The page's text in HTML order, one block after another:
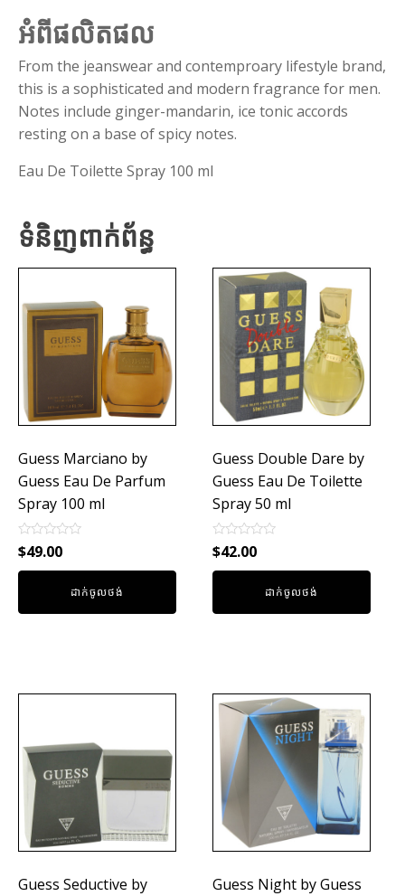
អំពីផលិតផល
From the jeanswear and contemproary lifestyle brand,
this is a sophisticated and modern fragrance for men.
Notes include ginger-mandarin, ice tonic accords
resting on a base of spicy notes.
Eau De Toilette Spray 100 ml
ទំនិញពាក់ព័ន្ធ
Guess Marciano by
Guess Eau De Parfum
Spray 100 ml
Rated
0
out
$49.00
ដាក់ចូលថង់
Guess Double Dare by
Guess Eau De Toilette
Spray 50 ml
Rated
0
out
$42.00
ដាក់ចូលថង់
Guess Seductive by Guess Night by Guess